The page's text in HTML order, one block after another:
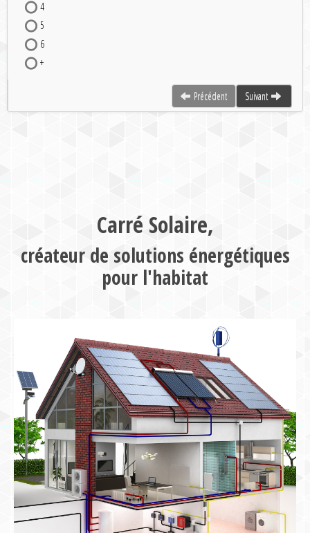
4
5
6
+
Précédent Suivant
Carré Solaire,
créateur de solutions énergétiques
pour l'habitat